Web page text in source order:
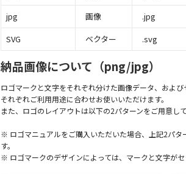
jpg
画像
.jpg
SVG
ベクター .svg
納品画像について（png/jpg）
ロゴマークと文字をそれぞれ分けた画像データ、および
それぞれご利用用途に合わせお使いいただけます。
また、ロゴのレイアウトは以下の2パターンをご用意して
※ ロゴマニュアルをご購入いただいた場合、上記2パタ
す。
※ ロゴマークのデザインによっては、マークと文字が